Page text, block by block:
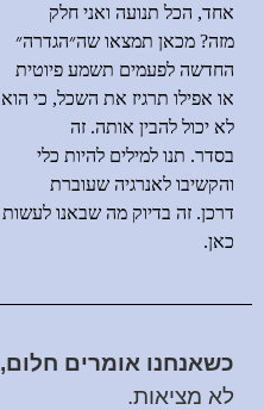
אחד, הכל תנועה ואני חלק
מזה? מכאן תמצאו שה״הגדרה״
החדשה לפעמים תשמע פיוטית
או אפילו תרגיז את השכל, כי הוא
לא יכול להבין אותה. זה
בסדר. תנו למילים להיות כלי
והקשיבו לאנרגיה שעוברת
דרכן. זה בדיוק מה שבאנו לעשות
כאן.
כשאנחנו אומרים
לא מציאות.